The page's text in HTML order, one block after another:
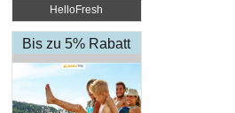
HelloFresh
Bis zu 5% Rabatt